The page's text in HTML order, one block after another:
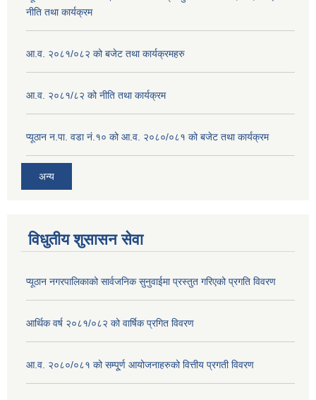
नीति तथा कार्यक्रम
आ.व. २०८१/०८२ को बजेट तथा कार्यक्रमहरु
आ.व. २०८१/८२ को नीति तथा कार्यक्रम
प्यूठान न.पा. वडा नं.१० को आ.व. २०८०/०८१ को बजेट तथा कार्यक्रम
अन्य
विधुतीय शुसासन सेवा
प्यूठान नगरपालिकाको सार्वजनिक सुनुवाईमा प्रस्तुत गरिएको प्रगति विवरण
आर्थिक वर्ष २०८१/०८२ को वार्षिक प्रगित विवरण
आ.व. २०८०/०८१ को सम्पू्र्ण आयोजनाहरुको वित्तीय प्रगती विवरण